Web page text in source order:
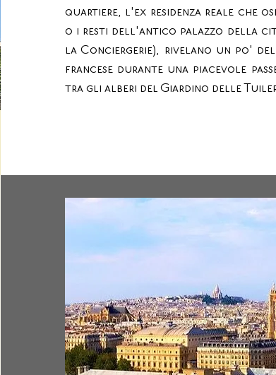
quartiere, l'ex residenza reale che
o i resti dell'antico palazzo della
la Conciergerie), rivelano un po'
francese durante una piacevole
tra gli alberi del Giardino delle